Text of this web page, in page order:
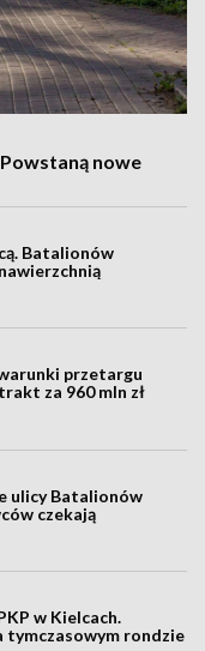
nowe
Batalionów
przetargu
za 960 mln zł
ulicy Batalionów
czekają
w Kielcach.
tymczasowym rondzie